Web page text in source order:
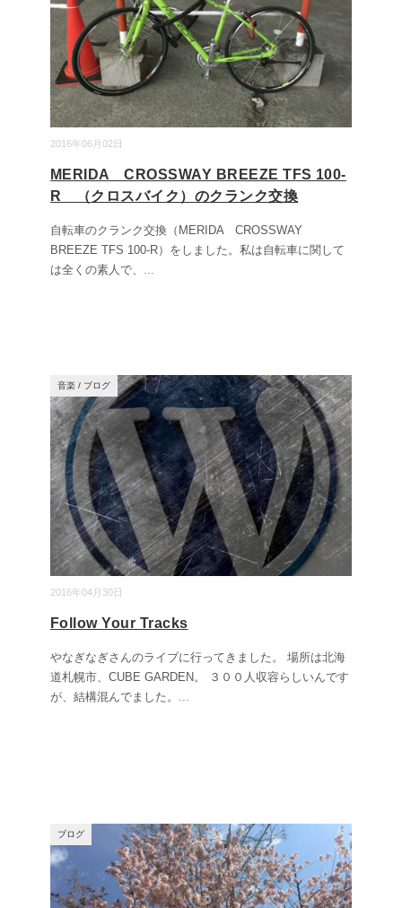
2016年06月02日
MERIDA CROSSWAY BREEZE TFS 100-
R （クロスバイク）のクランク交換
自転車のクランク交換（MERIDA CROSSWAY
BREEZE TFS 100-R）をしました。私は自転車に関して
は全くの素人で、 ...
2016年04月30日
音楽 / ブログ
Follow Your Tracks
やなぎなぎさんのライブに行ってきました。 場所は北海
道札幌市、CUBE GARDEN。 ３００人収容らしいんです
が、結構混んでました。 ...
ブログ